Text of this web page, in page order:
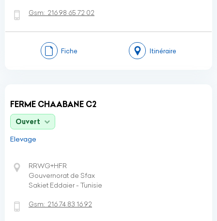
Gsm: 216 98 65 72 02
Fiche Itinéraire
FERME CHAABANE C2
Ouvert
Elevage
RRWG+HFR
Gouvernorat de Sfax
Sakiet Eddaier - Tunisie
Gsm: 216 74 83 16 92